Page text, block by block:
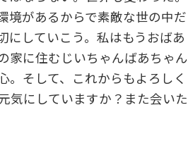
境があるからで素敵な世の中だ
にしていこう。私はもうおばあ
家に住むじいちゃんばあちゃん
。そして、これからもよろしく
気にしていますか？また会いた